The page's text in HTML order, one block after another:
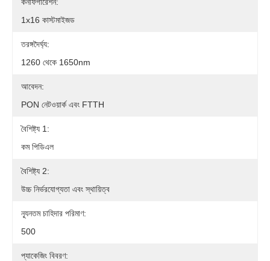
1x16 কাস্টমাইজড
তরঙ্গদৈর্ঘ্য:
1260 থেকে 1650nm
আবেদন:
PON নেটওয়ার্ক এবং FTTH
বৈশিষ্ট্য 1:
কম পিডিএল
বৈশিষ্ট্য 2:
উচ্চ নির্ভরযোগ্যতা এবং স্থায়িত্ব
ন্যূনতম চাহিদার পরিমাণ:
500
প্যাকেজিং বিবরণ: